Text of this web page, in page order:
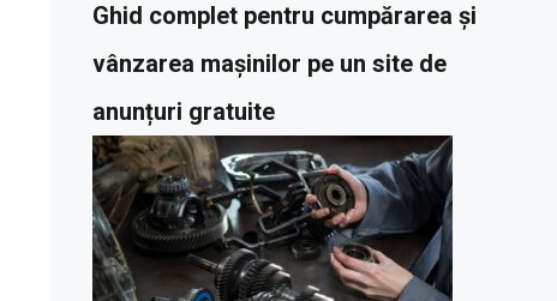
Ghid complet pentru cumpărarea și
vânzarea mașinilor pe un site de
anunțuri gratuite